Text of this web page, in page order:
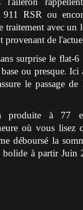
911 RSR ou
traitement avec un
provenant de
surprise le flat-
ou presque. Ici
le passage de
produite à 77
où vous lisez
déboursé la
à partir Juin